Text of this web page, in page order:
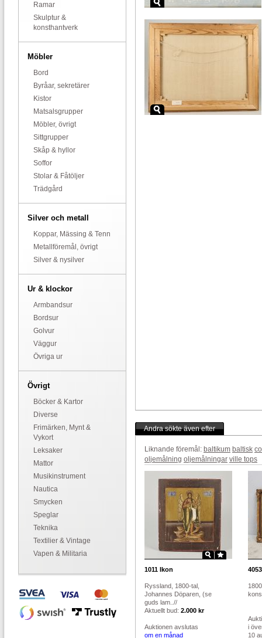
Ramar
Skulptur &
konsthantverk
Möbler
Bord
Byråar, sekretärer
Kistor
Matsalsgrupper
Möbler, övrigt
Sittgrupper
Skåp & hyllor
Soffor
Stolar & Fåtöljer
Trädgård
Silver och metall
Koppar, Mässing & Tenn
Metallföremål, övrigt
Silver & nysilver
Ur & klockor
Armbandsur
Bordsur
Golvur
Väggur
Övriga ur
Övrigt
Böcker & Kartor
Diverse
Frimärken, Mynt &
Vykort
Leksaker
Mattor
Musikinstrument
Nautica
Smycken
Speglar
Teknika
Textilier & Vintage
Vapen & Militaria
Andra sökte även efter
Liknande föremål: baltikum baltisk
oljemålning oljemålningar ville tops
1011 Ikon
Ryssland, 1800-tal,
Johannes Döparen, (se
guds lam..//
Aktuellt bud: 2.000 kr
Auktionen avslutas
om en månad
4053
i
10